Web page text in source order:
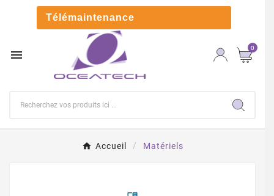
 0
Accueil Matériels
Télémaintenance